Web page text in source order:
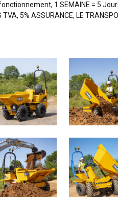
1 SEMAINE = 5
TVA, 5% ASSURANCE, LE